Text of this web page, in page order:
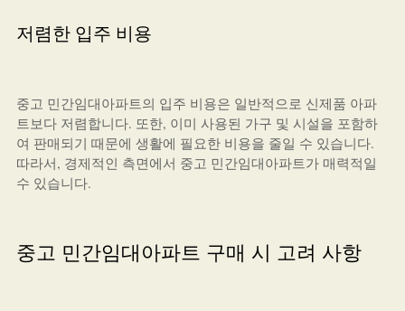
저렴한 입주 비용
중고 민간임대아파트의 입주 비용은 일반적으로 신제품 아파
트보다 저렴합니다. 또한, 이미 사용된 가구 및 시설을 포함하
여 판매되기 때문에 생활에 필요한 비용을 줄일 수 있습니다.
따라서, 경제적인 측면에서 중고 민간임대아파트가 매력적일
수 있습니다.
중고 민간임대아파트 구매 시 고려 사항